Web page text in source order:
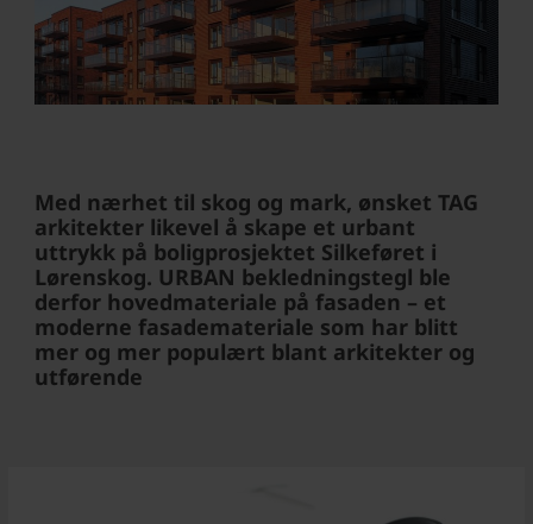
Med nærhet til skog og mark, ønsket TAG
arkitekter likevel å skape et urbant
uttrykk på boligprosjektet Silkeføret i
Lørenskog. URBAN bekledningstegl ble
derfor hovedmateriale på fasaden – et
moderne fasademateriale som har blitt
mer og mer populært blant arkitekter og
utførende